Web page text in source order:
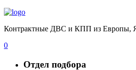
Контрактные ДВС и КПП из
0
Отдел подбора